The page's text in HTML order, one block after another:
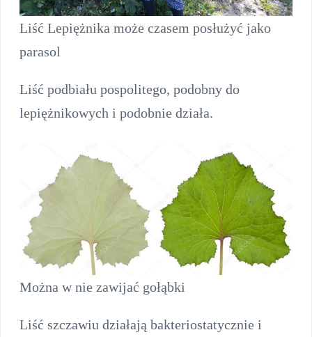
Liść Lepiężnika może czasem posłużyć jako
parasol
Liść podbiału pospolitego, podobny do
lepiężnikowych i podobnie działa.
Można w nie zawijać gołąbki
Liść szczawiu działają bakteriostatycznie i